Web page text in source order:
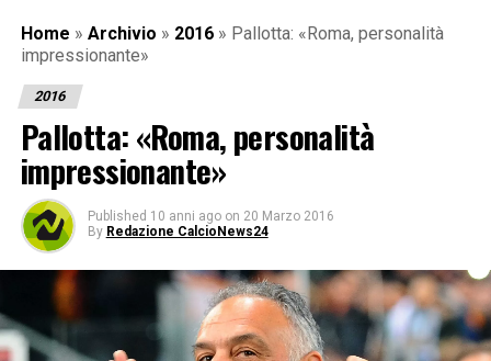
Home » Archivio » 2016 » Pallotta: «Roma, personalità
impressionante»
2016
Pallotta: «Roma, personalità
impressionante»
Published 10 anni ago on 20 Marzo 2016
By Redazione CalcioNews24